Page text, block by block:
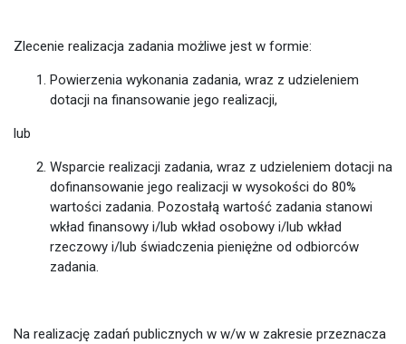
Zlecenie realizacja zadania możliwe jest w formie:
Powierzenia wykonania zadania, wraz z udzieleniem
dotacji na finansowanie jego realizacji,
lub
Wsparcie realizacji zadania, wraz z udzieleniem dotacji na
dofinansowanie jego realizacji w wysokości do 80%
wartości zadania. Pozostałą wartość zadania stanowi
wkład finansowy i/lub wkład osobowy i/lub wkład
rzeczowy i/lub świadczenia pieniężne od odbiorców
zadania.
Na realizację zadań publicznych w w/w w zakresie przeznacza